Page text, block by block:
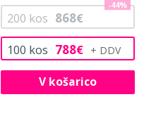
100 kos 788€
200 kos 868€
-44%
V košarico